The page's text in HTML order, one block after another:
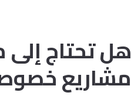
هل تحتاج
مشاريع